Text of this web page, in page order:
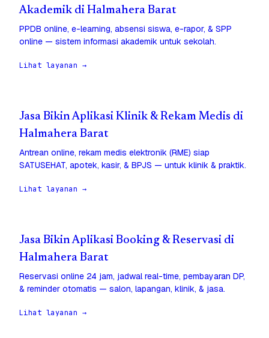
Akademik di Halmahera Barat
PPDB online, e-learning, absensi siswa, e-rapor, & SPP
online — sistem informasi akademik untuk sekolah.
Lihat layanan →
Jasa Bikin Aplikasi Klinik & Rekam Medis di
Halmahera Barat
Antrean online, rekam medis elektronik (RME) siap
SATUSEHAT, apotek, kasir, & BPJS — untuk klinik & praktik.
Lihat layanan →
Jasa Bikin Aplikasi Booking & Reservasi di
Halmahera Barat
Reservasi online 24 jam, jadwal real-time, pembayaran DP,
& reminder otomatis — salon, lapangan, klinik, & jasa.
Lihat layanan →